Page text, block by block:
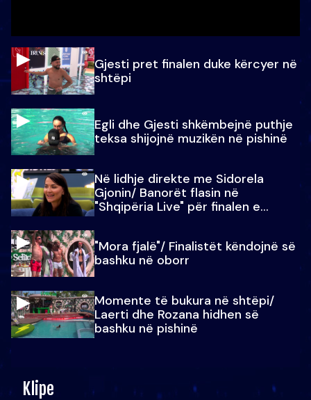
Gjesti pret finalen duke kërcyer në
shtëpi
Egli dhe Gjesti shkëmbejnë puthje
teksa shijojnë muzikën në pishinë
Në lidhje direkte me Sidorela
Gjonin/ Banorët flasin në
"Shqipëria Live" për finalen e
"Mora fjalë"/ Finalistët këndojnë së
bashku në oborr
Momente të bukura në shtëpi/
Laerti dhe Rozana hidhen së
bashku në pishinë
Klipe